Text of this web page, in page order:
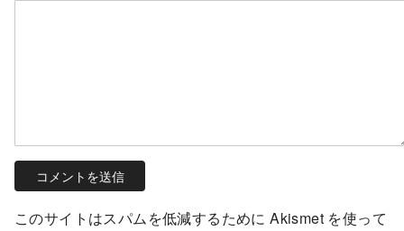
このサイトはスパムを低減するために Akismet を使って